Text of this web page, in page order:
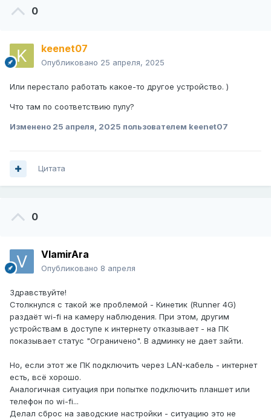
0
keenet07
Опубликовано 25 апреля, 2025
Или перестало работать какое-то другое устройство. )
Что там по соответствию пулу?
Изменено 25 апреля, 2025 пользователем keenet07
Цитата
0
VlamirAra
Опубликовано 8 апреля
Здравствуйте!
Столкнулся с такой же проблемой - Кинетик (Runner 4G)
раздаёт wi-fi на камеру наблюдения. При этом, другим
устройствам в доступе к интернету отказывает - на ПК
показывает статус "Ограничено". В админку не дает зайти.
Но, если этот же ПК подключить через LAN-кабель - интернет
есть, всё хорошо.
Аналогичная ситуация при попытке подключить планшет или
телефон по wi-fi...
Делал сброс на заводские настройки - ситуацию это не